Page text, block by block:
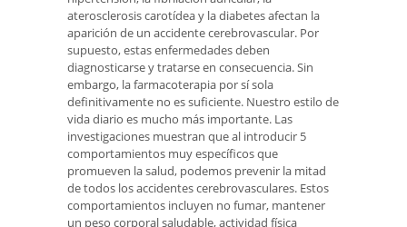
aterosclerosis carotídea y la diabetes afectan la
aparición de un accidente cerebrovascular. Por
supuesto, estas enfermedades deben
diagnosticarse y tratarse en consecuencia. Sin
embargo, la farmacoterapia por sí sola
definitivamente no es suficiente. Nuestro estilo de
vida diario es mucho más importante. Las
investigaciones muestran que al introducir 5
comportamientos muy específicos que
promueven la salud, podemos prevenir la mitad
de todos los accidentes cerebrovasculares. Estos
comportamientos incluyen no fumar, mantener
un peso corporal saludable, actividad física